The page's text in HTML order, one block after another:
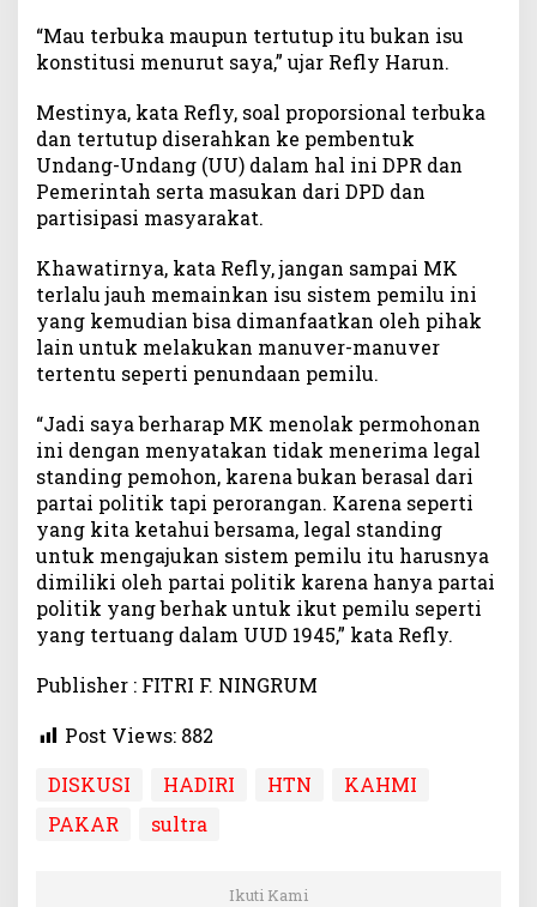
r
s
o
a
l
T
e
t
u
t
u
p
“Mau terbuka maupun tertutup itu bukan isu
konstitusi menurut saya,” ujar Refly Harun.
Mestinya, kata Refly, soal proporsional terbuka
dan tertutup diserahkan ke pembentuk
Undang-Undang (UU) dalam hal ini DPR dan
Pemerintah serta masukan dari DPD dan
partisipasi masyarakat.
Khawatirnya, kata Refly, jangan sampai MK
terlalu jauh memainkan isu sistem pemilu ini
yang kemudian bisa dimanfaatkan oleh pihak
lain untuk melakukan manuver-manuver
tertentu seperti penundaan pemilu.
“Jadi saya berharap MK menolak permohonan
ini dengan menyatakan tidak menerima legal
standing pemohon, karena bukan berasal dari
partai politik tapi perorangan. Karena seperti
yang kita ketahui bersama, legal standing
untuk mengajukan sistem pemilu itu harusnya
dimiliki oleh partai politik karena hanya partai
politik yang berhak untuk ikut pemilu seperti
yang tertuang dalam UUD 1945,” kata Refly.
Publisher : FITRI F. NINGRUM
Post Views: 882
DISKUSI
HADIRI HTN
KAHMI
PAKAR
sultra
Ikuti Kami